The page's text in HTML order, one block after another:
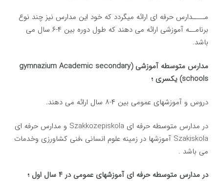
مــــدارس حرفه ای ارائه میگردد كه خود این مدارس نیز چند نوع
برنامــه آموزشی ارائه می دهند كه طول دوره بین ۴-۶ سال می
باشد.
مدارس متوسطه آموزشی (gymnazium Academic secondary
schools) یكسری ؛
دروس و آموزشهای عمومی بین ۴-۸ سال ارائه می دهند.
در مدارس متوسطه حرفه ای Szakkozepiskola و مدارس حرفه ای
Szakiskola آموزشها در زمینه علوم انسانی ،فنی كشاورزی وخدمات
می باشد .
در مدارس متوسطه حرفه ای آموزشهای عمومی در ۴ سال اول ؛